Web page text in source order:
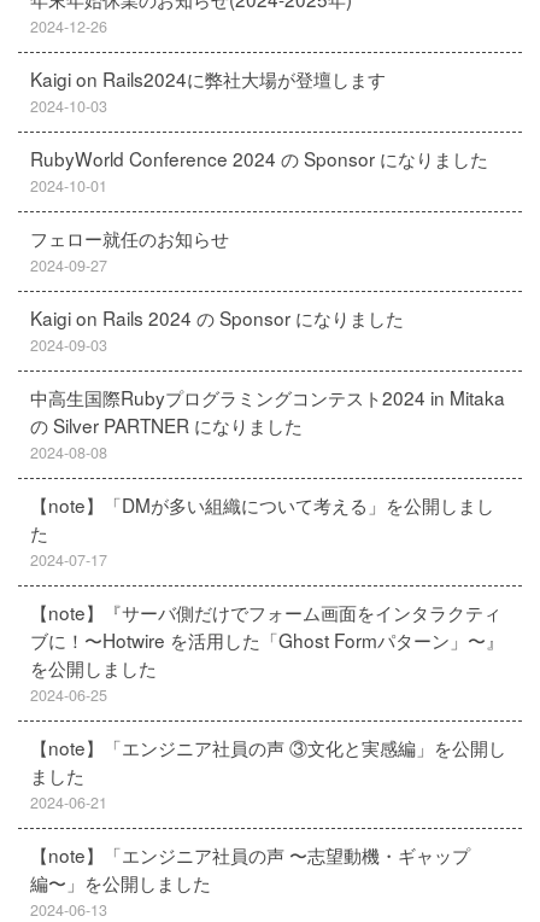
2024-12-26
Kaigi on Rails2024に弊社大場が登壇します
2024-10-03
RubyWorld Conference 2024 の Sponsor になりました
2024-10-01
フェロー就任のお知らせ
2024-09-27
Kaigi on Rails 2024 の Sponsor になりました
2024-09-03
中高生国際Rubyプログラミングコンテスト2024 in Mitaka
の Silver PARTNER になりました
2024-08-08
【note】「DMが多い組織について考える」を公開しまし
た
2024-07-17
【note】『サーバ側だけでフォーム画面をインタラクティ
ブに！〜Hotwire を活用した「Ghost Formパターン」〜』
を公開しました
2024-06-25
【note】「エンジニア社員の声 ③文化と実感編」を公開し
ました
2024-06-21
【note】「エンジニア社員の声 〜志望動機・ギャップ
編〜」を公開しました
2024-06-13